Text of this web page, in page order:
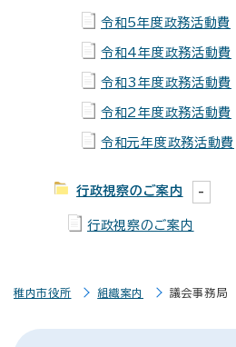
令和5年度政務活動費
令和4年度政務活動費
令和3年度政務活動費
令和2年度政務活動費
令和元年度政務活動費
行政視察のご案内
行政視察のご案内
稚内市役所 組織案内 議会事務局